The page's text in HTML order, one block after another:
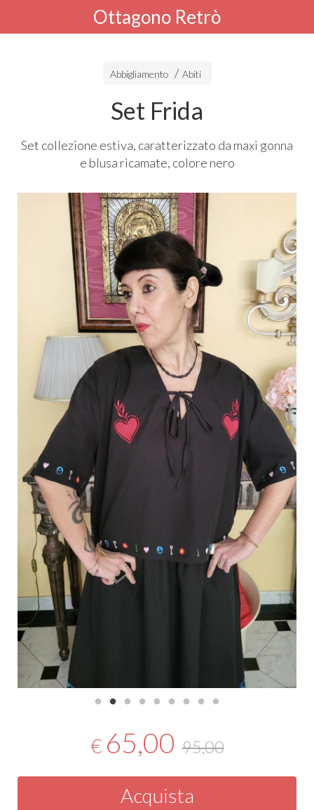
Ottagono Retrò
Abbigliamento Abiti
Set Frida
Set collezione estiva, caratterizzato da maxi gonna
e blusa ricamate, colore nero
€ 65,00 95,00
Acquista